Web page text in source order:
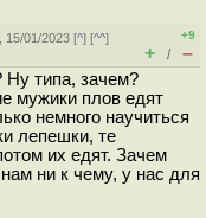
15/01/2023 [^] [^^]
+9
+ / –
типа, зачем?
мужики плов едят
немного научиться
лепешки, те
их едят. Зачем
ни к чему, у нас для